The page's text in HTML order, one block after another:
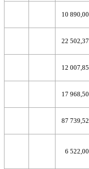
10 890,00
22 502,37
12 007,85
17 968,50
87 739,52
6 522,00